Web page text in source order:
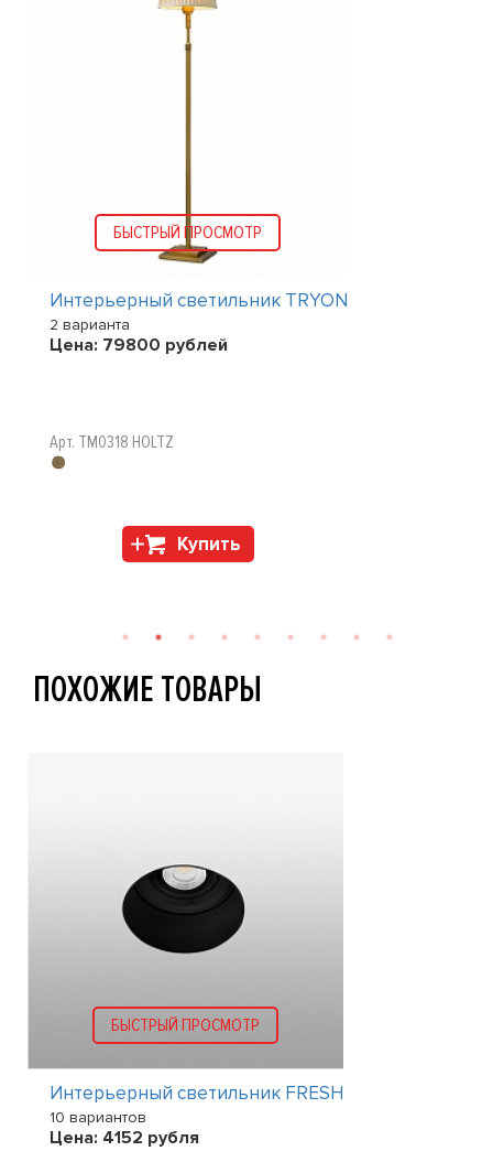
БЫСТРЫЙ ПРОСМОТР
Интерьерный светильник TRYON
2 варианта
Цена: 79800 рублей
Арт. TM0318 HOLTZ
Купить
ПОХОЖИЕ ТОВАРЫ
БЫСТРЫЙ ПРОСМОТР
Интерьерный светильник FRESH
10 вариантов
Цена: 4152 рубля